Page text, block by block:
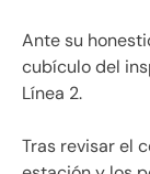
Ante su
cubículo del
Línea 2.
Tras revisar el